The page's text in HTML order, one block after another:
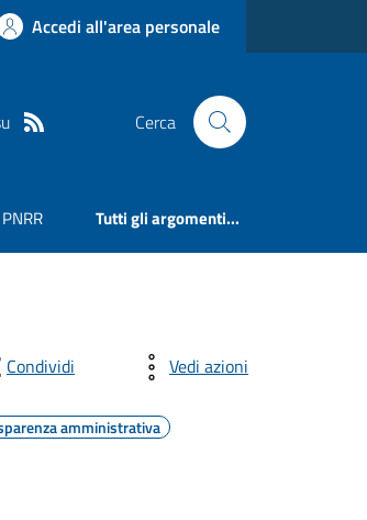
Accedi all'area personale
Cerca
Tutti gli argomenti...
Condividi Vedi azioni
amministrativa